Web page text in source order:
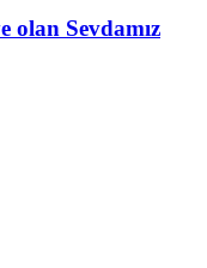
olan Sevdamız